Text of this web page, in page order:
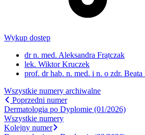
Wykup dostęp
dr n. med. Aleksandra Frątczak
lek. Wiktor Kruczek
prof. dr hab. n. med. i n. o zdr.
Wszystkie numery archiwalne
Poprzedni numer
Dermatologia po Dyplomie (01/2026)
Wszystkie numery
Kolejny numer